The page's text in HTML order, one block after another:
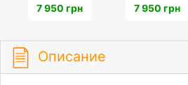
7 950 грн 7 950 грн
Описание